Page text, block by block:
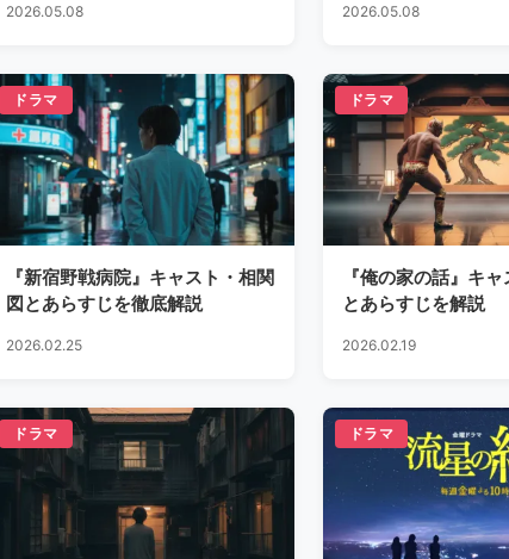
2026.05.08 2026.05.08
ドラマ
『新宿野戦病院』キャスト・相関
図とあらすじを徹底解説
2026.02.25
ドラマ
『俺の家の話』キ
とあらすじを解説
2026.02.19
ドラマ ドラマ